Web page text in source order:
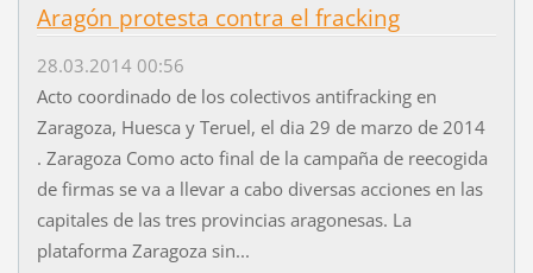
Aragón protesta contra el fracking
28.03.2014 00:56
Acto coordinado de los colectivos antifracking en
Zaragoza, Huesca y Teruel, el dia 29 de marzo de 2014
. Zaragoza Como acto final de la campaña de reecogida
de firmas se va a llevar a cabo diversas acciones en las
capitales de las tres provincias aragonesas. La
plataforma Zaragoza sin...